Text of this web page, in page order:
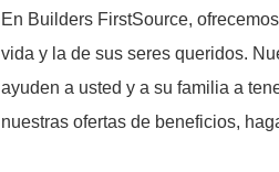
En Builders FirstSource,
vida y la de sus seres queridos.
ayuden a usted y a su familia a
nuestras ofertas de beneficios,